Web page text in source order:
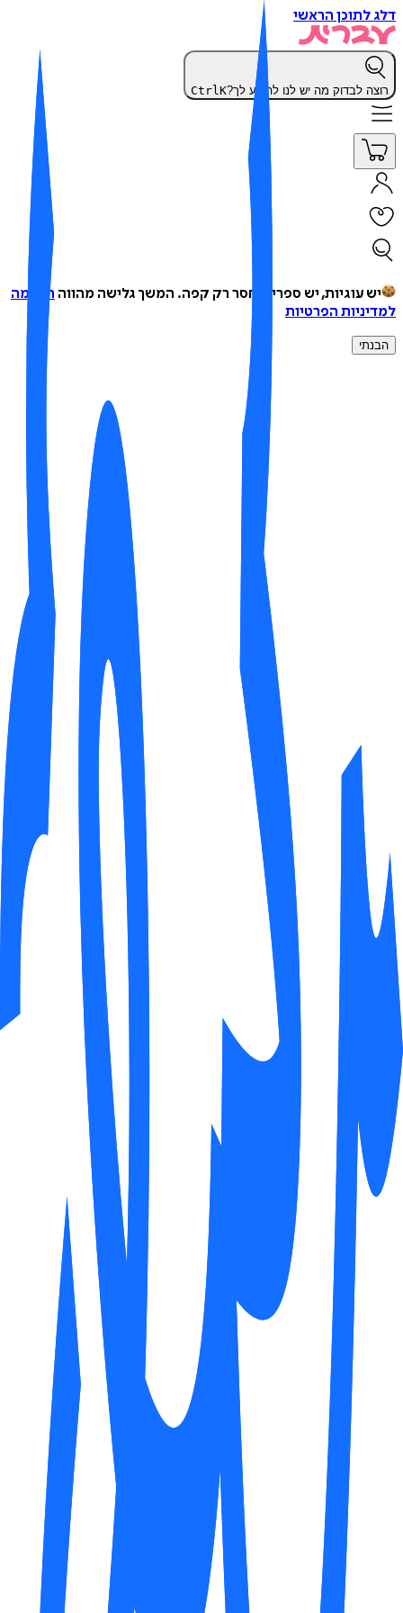
לתוכן הראשי
לבדוק מה יש לנו להציע לך? CtrlK
יש עוגיות, יש ספרים, חסר רק קפה.המשך גלישה מהווההסכמה
הפרטיות